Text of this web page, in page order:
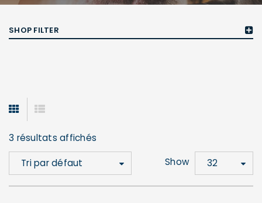
SHOP FILTER
3 résultats affichés
Tri par défaut Show 32